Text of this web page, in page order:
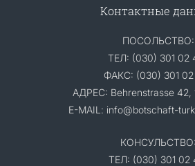
Контактные
ПОСОЛЬСТВО:
ТЕЛ: (030) 301 02
ФАКС: (030) 301
АДРЕС: Behrenstrasse 42,
E-MAIL: info@botschaft-
КОНСУЛЬСТВО:
ТЕЛ: (030) 301 02